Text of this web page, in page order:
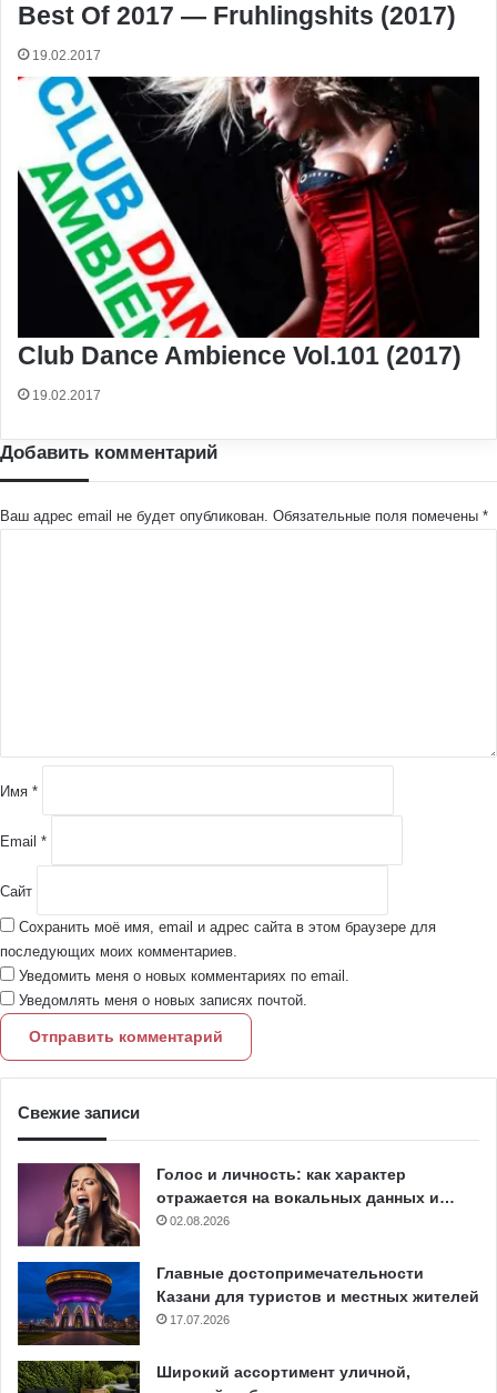
Best Of 2017 — Fruhlingshits (2017)
19.02.2017
Club Dance Ambience Vol.101 (2017)
19.02.2017
Добавить комментарий
Ваш адрес email не будет опубликован. Обязательные поля помечены *
и
йИмя *
Email *
Сайт
Сохранить моё имя, email и адрес сайта в этом браузере для
последующих моих комментариев.
Уведомить меня о новых комментариях по email.
Уведомлять меня о новых записях почтой.
Свежие записи
Голос и личность: как характер
отражается на вокальных данных и…
02.08.2026
Главные достопримечательности
Казани для туристов и местных жителей
17.07.2026
Широкий ассортимент уличной,